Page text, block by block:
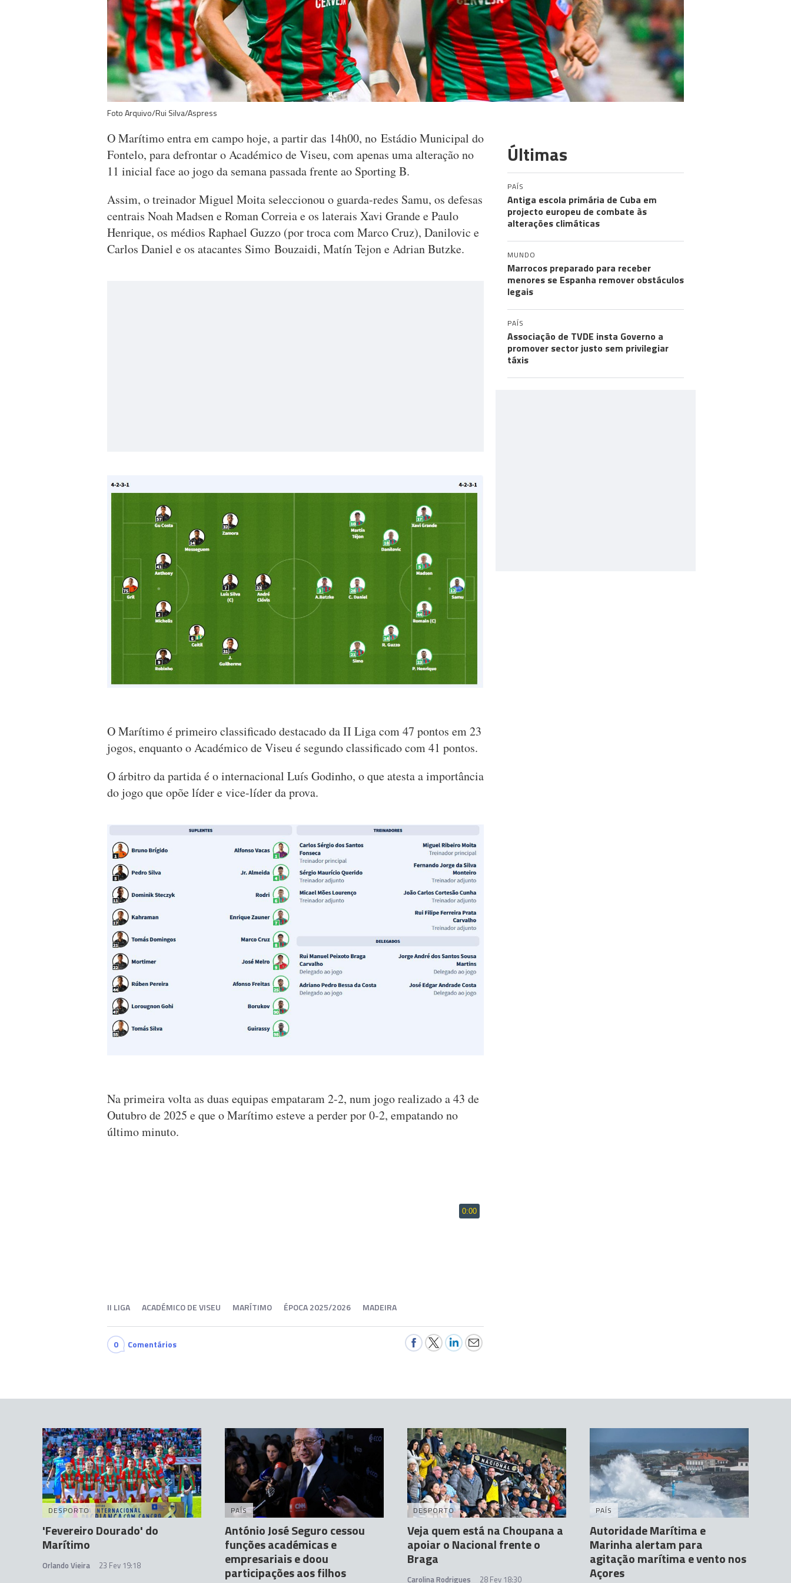
Foto Arquivo/Rui Silva/Aspress
O Marítimo entra em campo hoje, a partir das 14h00, no Estádio Municipal do
Fontelo, para defrontar o Académico de Viseu, com apenas uma alteração no
11 inicial face ao jogo da semana passada frente ao Sporting B.
Assim, o treinador Miguel Moita seleccionou o guarda-redes Samu, os defesas
centrais Noah Madsen e Roman Correia e os laterais Xavi Grande e Paulo
Henrique, os médios Raphael Guzzo (por troca com Marco Cruz), Danilovic e
Carlos Daniel e os atacantes Simo Bouzaidi, Matín Tejon e Adrian Butzke.
O Marítimo é primeiro classificado destacado da II Liga com 47 pontos em 23
jogos, enquanto o Académico de Viseu é segundo classificado com 41 pontos.
O árbitro da partida é o internacional Luís Godinho, o que atesta a importância
do jogo que opõe líder e vice-líder da prova.
Na primeira volta as duas equipas empataram 2-2, num jogo realizado a 43 de
Outubro de 2025 e que o Marítimo esteve a perder por 0-2, empatando no
último minuto.
II LIGA ACADÉMICO DE VISEU MARÍTIMO ÉPOCA 2025/2026 MADEIRA
0 Comentários
Últimas
PAÍS
Antiga escola primária de Cuba em
projecto europeu de combate às
alterações climáticas
MUNDO
Marrocos preparado para receber
menores se Espanha remover obstáculos
legais
PAÍS
Associação de TVDE insta Governo a
promover sector justo sem privilegiar
táxis
DESPORTO
'Fevereiro Dourado' do
Marítimo
Orlando Vieira 23 Fev 19:18
PAÍS
António José Seguro cessou
funções académicas e
empresariais e doou
participações aos filhos
DESPORTO
Veja quem está na Choupana a
apoiar o Nacional frente o
Braga
Carolina Rodrigues 28 Fev 18:30
PAÍS
Autoridade Marítima e
Marinha alertam para
agitação marítima e vento nos
Açores